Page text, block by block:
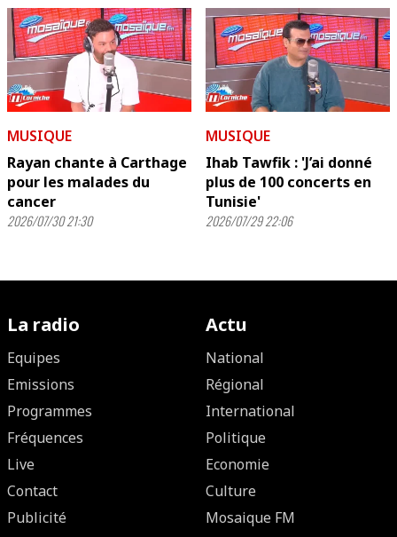
MUSIQUE
Rayan chante à Carthage
pour les malades du
cancer
2026/07/30 21:30
MUSIQUE
Ihab Tawfik : 'J’ai donné
plus de 100 concerts en
Tunisie'
2026/07/29 22:06
La radio
Equipes
Emissions
Programmes
Fréquences
Live
Contact
Publicité
Actu
National
Régional
International
Politique
Economie
Culture
Mosaique FM